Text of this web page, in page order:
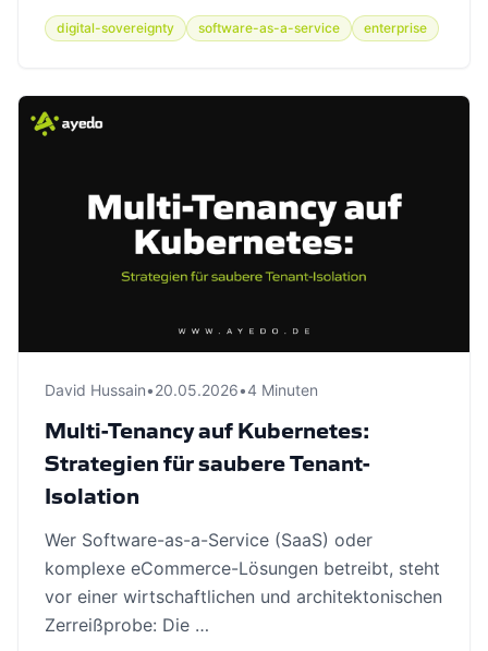
digital-sovereignty software-as-a-service enterprise
David Hussain•20.05.2026•4 Minuten
Multi-Tenancy auf Kubernetes:
Strategien für saubere Tenant-
Isolation
Wer Software-as-a-Service (SaaS) oder
komplexe eCommerce-Lösungen betreibt, steht
vor einer wirtschaftlichen und architektonischen
Zerreißprobe: Die …